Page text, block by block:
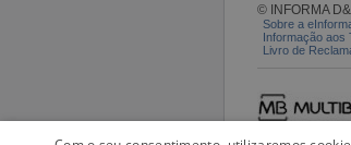
© INFORMA
Sobre a
Informação aos
Livro de